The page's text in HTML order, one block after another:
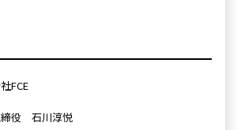
FCE
役 石川淳悦